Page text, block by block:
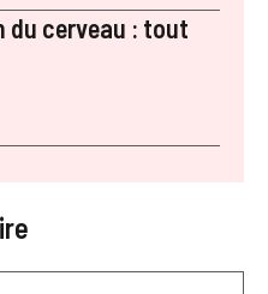
du cerveau : tout